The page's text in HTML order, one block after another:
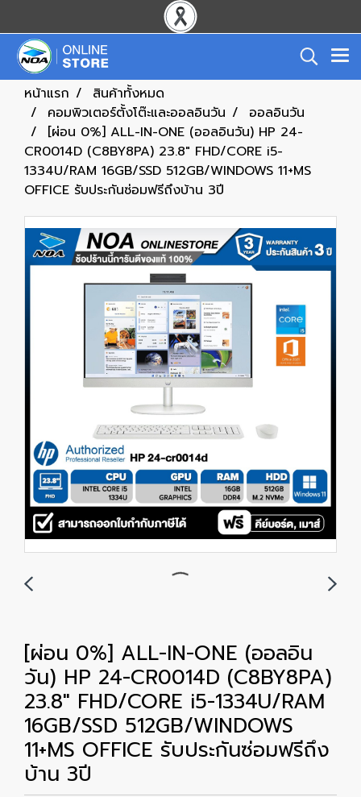
หน้าแรก
สินค้าทั้งหมด
คอมพิวเตอร์ตั้งโต๊ะและออลอินวัน
ออลอินวัน
[ผ่อน 0%] ALL-IN-ONE (ออลอินวัน) HP 24-
CR0014D (C8BY8PA) 23.8" FHD/CORE i5-
1334U/RAM 16GB/SSD 512GB/WINDOWS 11+MS
OFFICE รับประกันซ่อมฟรีถึงบ้าน 3ปี
[ผ่อน 0%] ALL-IN-ONE (ออลอิน
วัน) HP 24-CR0014D (C8BY8PA)
23.8" FHD/CORE i5-1334U/RAM
16GB/SSD 512GB/WINDOWS
11+MS OFFICE รับประกันซ่อมฟรีถึง
บ้าน 3ปี